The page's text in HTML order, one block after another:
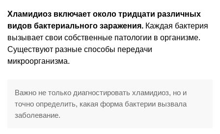
Хламидиоз включает около тридцати различных
видов бактериального заражения. Каждая бактерия
вызывает свои собственные патологии в организме.
Существуют разные способы передачи
микроорганизма.
Важно не только диагностировать хламидиоз, но и
точно определить, какая форма бактерии вызвала
заболевание.